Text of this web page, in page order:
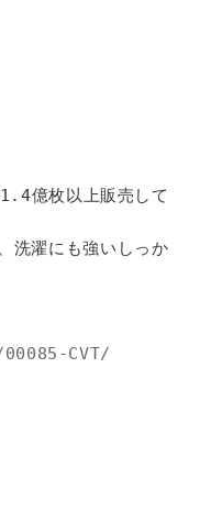
億枚以上販売して
洗濯にも強いしっか
CVT/